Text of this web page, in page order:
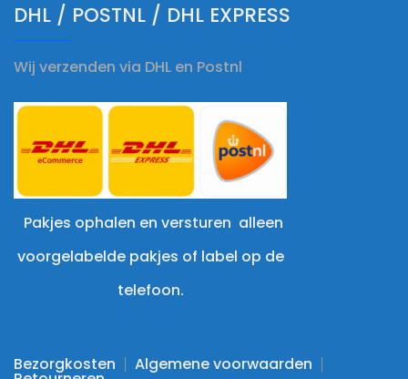
DHL / POSTNL / DHL EXPRESS
Wij verzenden via DHL en Postnl
Pakjes ophalen en versturen alleen
voorgelabelde pakjes of label op de
telefoon.
Bezorgkosten Algemene voorwaarden